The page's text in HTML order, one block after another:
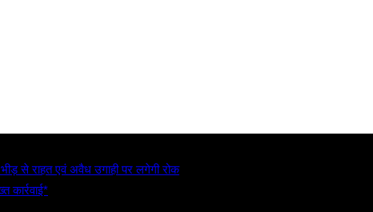
से राहत एवं अवैध उगाही पर लगेगी रोक
कार्रवाई*